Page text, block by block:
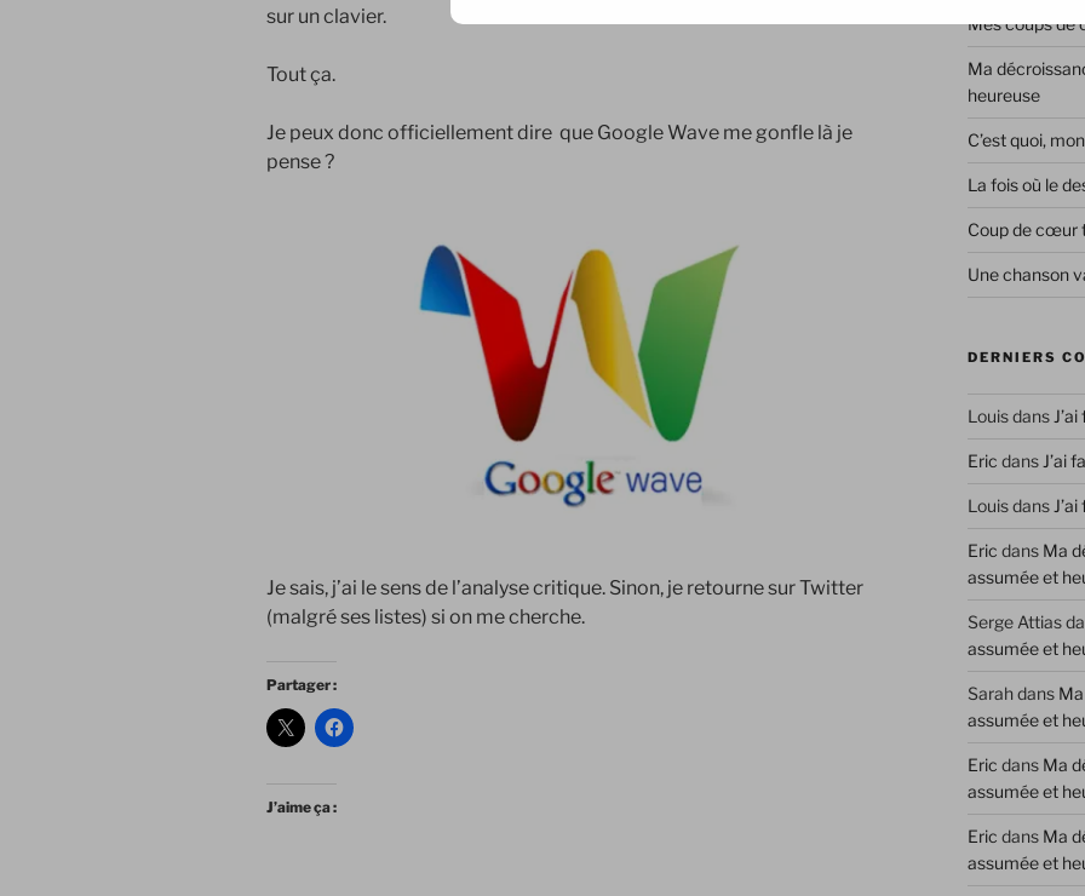
sur un clavier.
Tout ça.
Je peux donc officiellement dire que Google Wave me gonfle là je
pense ?
Je sais, j’ai le sens de l’analyse critique. Sinon, je retourne sur Twitter
(malgré ses listes) si on me cherche.
Partager :
J’aime ça :
Mes coups de
Ma
heureuse
C’est quoi,
La fois où le
Coup de cœur
Une chanson
DERNIERS
Louisdans
Eric dans J’ai
Louisdans
Eric dans Ma
assumée et
Serge Attias
assumée et
Sarahdans
assumée et
Eric dans Ma
assumée et
Eric dans Ma
assumée et